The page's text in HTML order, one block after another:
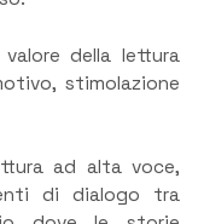
della lettura
stimolazione
ad alta voce,
di dialogo tra